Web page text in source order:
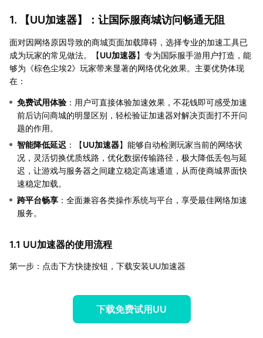
1. 【UU加速器】：让国际服商城访问畅通无阻
面对因网络原因导致的商城页面加载障碍，选择专业的加速工具已
成为玩家的常见做法。【UU加速器】专为国际服手游用户打造，能
够为《棕色尘埃2》玩家带来显著的网络优化效果。主要优势体现
在：
免费试用体验 ：用户可直接体验加速效果，不花钱即可感受加速
前后访问商城的明显区别，轻松验证加速器对解决页面打不开问
题的作用。
智能降低延迟 ：【UU加速器】能够自动检测玩家当前的网络状
况，灵活切换优质线路，优化数据传输路径，极大降低丢包与延
迟，让游戏与服务器之间建立稳定高速通道，从而使商城界面快
速稳定加载。
跨平台畅享 ：全面兼容各类操作系统与平台，享受最佳网络加速
服务。
1.1 UU加速器的使用流程
第一步：点击下方快捷按钮，下载安装UU加速器
下载免费试用UU